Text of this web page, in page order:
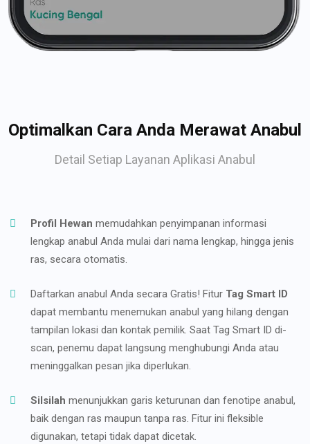
Optimalkan Cara Anda Merawat Anabul
Detail Setiap Layanan Aplikasi Anabul
Profil Hewan memudahkan penyimpanan informasi
lengkap anabul Anda mulai dari nama lengkap, hingga jenis
ras, secara otomatis.
Daftarkan anabul Anda secara Gratis! Fitur Tag Smart ID
dapat membantu menemukan anabul yang hilang dengan
tampilan lokasi dan kontak pemilik. Saat Tag Smart ID di-
scan, penemu dapat langsung menghubungi Anda atau
meninggalkan pesan jika diperlukan.
Silsilah menunjukkan garis keturunan dan fenotipe anabul,
baik dengan ras maupun tanpa ras. Fitur ini fleksible
digunakan, tetapi tidak dapat dicetak.